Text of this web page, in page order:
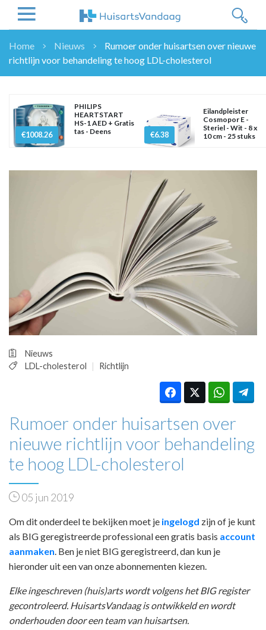
NIEUWS
OVERHEID
WETENSCHAP
ZORGVERZEKERAARS
NASCHOLINGEN
OPINIE
HUISARTSENPOST
PRAKTIJKZAKEN
TARIEVEN
VPHUISARTSEN
MEDISCHE VAKHANDEL
REGISTRATIE
Home Nieuws
Rumoer onder huisartsen over nieuwe
richtlijn voor behandeling te hoog LDL-cholesterol
€1008.26
PHILIPS
HEARTSTART
HS-1 AED + Gratis
tas - Deens
€6.38
Eilandpleister
Cosmopor E -
Steriel - Wit - 8 x
10 cm - 25 stuks
Nieuws
LDL-cholesterol
Richtlijn
Rumoer onder huisartsen over
nieuwe richtlijn voor behandeling
te hoog LDL-cholesterol
05 jun 2019
Om dit onderdeel te bekijken moet je ingelogd zijn of je kunt
als BIG geregistreerde professional een gratis basis account
aanmaken . Ben je niet BIG geregistreerd, dan kun je
hieronder uit een van onze abonnementen kiezen.
Elke ingeschreven (huis)arts wordt volgens het BIG register
gecontroleerd. HuisartsVandaag is ontwikkeld en wordt
onderhouden door een team van huisartsen.